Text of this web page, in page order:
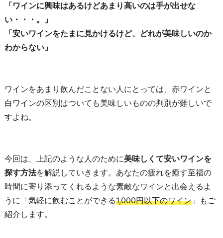
「ワインに興味はあるけどあまり高いのは手が出せな
い・・・。」
「安いワインをたまに見かけるけど、どれが美味しいのか
わからない」
ワインをあまり飲んだことない人にとっては、赤ワインと
白ワインの区別はついても美味しいものの判別が難しいで
すよね。
今回は、上記のような人のために美味しくて安いワインを
探す方法を解説していきます。あなたの疲れを癒す至福の
時間に寄り添ってくれるような素敵なワインと出会えるよ
うに「気軽に飲むことができる1,000円以下のワイン 」もご
紹介します。